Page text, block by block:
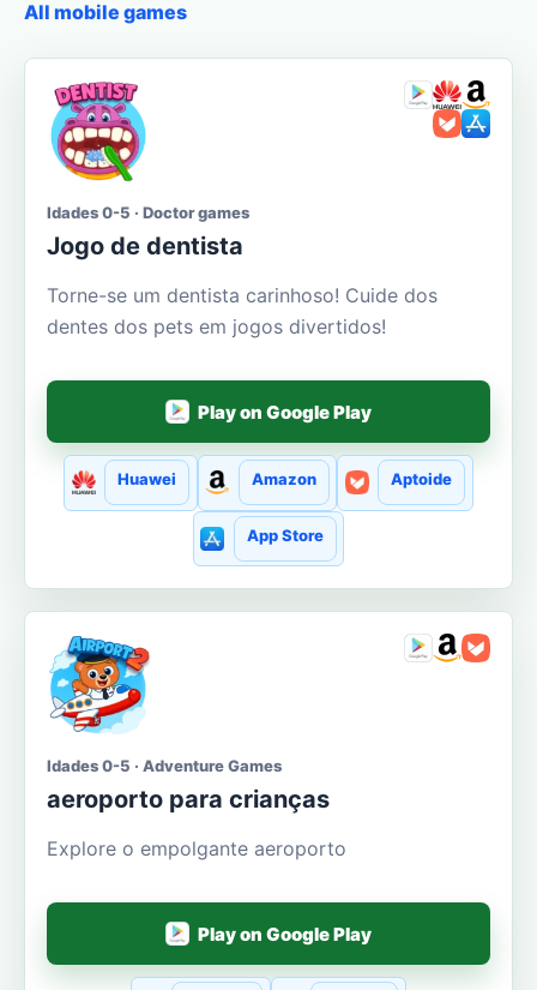
All mobile games
Idades 0-5 · Doctor games
Jogo de dentista
Torne-se um dentista carinhoso! Cuide dos
dentes dos pets em jogos divertidos!
Play on Google Play
Huawei Amazon Aptoide
App Store
Idades 0-5 · Adventure Games
aeroporto para crianças
Explore o empolgante aeroporto
Play on Google Play